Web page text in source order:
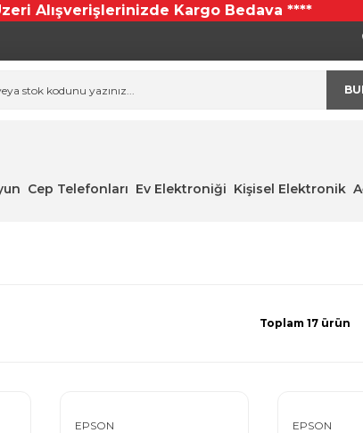
Alışverişlerinizde Kargo Bedava ****
Cep Telefonları Ev Elektroniği Kişisel Elektronik
Toplam 17 ürün
EPSON EPSON